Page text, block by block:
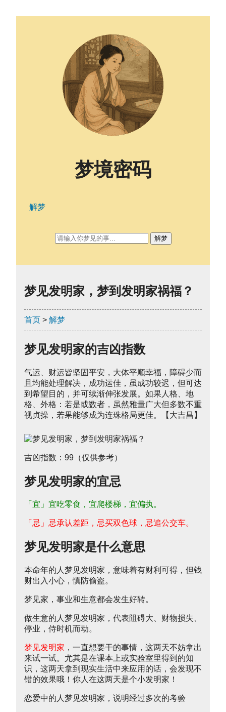
梦见发明家，梦到发明家祸福？
首页 > 解梦
梦见发明家的吉凶指数
气运、财运皆坚固平安，大体平顺幸福，障碍少而
且均能处理解决，成功运佳，虽成功较迟，但可达
到希望目的，并可续渐伸张发展。如果人格、地
格、外格：若是或数者，虽然雅量广大但多数不重
视贞操，若果能够成为连珠格局更佳。【大吉昌】
吉凶指数：99（仅供参考）
梦见发明家的宜忌
「宜」宜吃零食，宜爬楼梯，宜偏执。
「忌」忌承认差距，忌买双色球，忌追公交车。
梦见发明家是什么意思
本命年的人梦见发明家，意味着有财利可得，但钱
财出入小心，慎防偷盗。
梦见家，事业和生意都会发生好转。
做生意的人梦见发明家，代表阻碍大、财物损失、
停业，侍时机而动。
梦见发明家 ，一直想要干的事情，这两天不妨拿出
来试一试。尤其是在课本上或实验室里得到的知
识，这两天拿到现实生活中来应用的话，会发现不
错的效果哦！你人在这两天是个小发明家！
恋爱中的人梦见发明家，说明经过多次的考验
梦境密码
解梦
解梦